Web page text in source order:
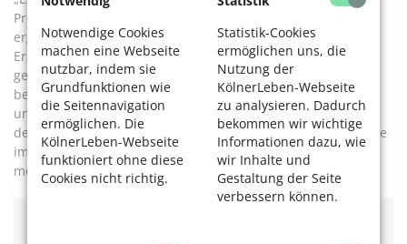
Notwendige Cookies
machen eine Webseite
nutzbar, indem sie
Grundfunktionen wie
die Seitennavigation
ermöglichen. Die
KölnerLeben-Webseite
funktioniert ohne diese
Cookies nicht richtig.
Statistik-Cookies
ermöglichen uns, die
Nutzung der
KölnerLeben-Webseite
zu analysieren. Dadurch
bekommen wir wichtige
Informationen dazu, wie
wir Inhalte und
Gestaltung der Seite
verbessern können.
Problemlösungen zu erarbeiten“, betont Willmaser und
ergänzt: „Ich spüre so viel Vertrauen und kann schon mit
Erstklässlern freimütig über Gefühle sprechen.“ Das sei
genial. Schuler empfindet ihr Engagement genauso
bereichernd und belebend. Und wenn es nach Noah, Noah
und Felix ginge, sollten die Seniorpartner noch viel öfter in
der Woche an der Schule sein. „Am besten wäre es, wenn sie
immer sofort helfen könnten, wenn ein Streit ausbricht“,
meint Noah.